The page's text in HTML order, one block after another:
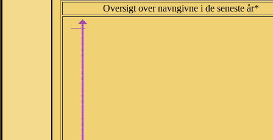
Oversigt over navngivne i de seneste år*